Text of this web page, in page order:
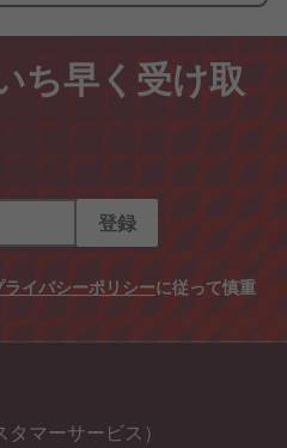
ち早く受け取
登録
ライバシーポリシーに従って慎重
マーサービス）